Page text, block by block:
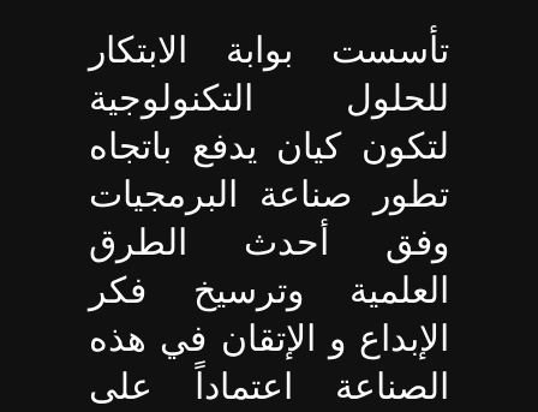
تأسست بوابة الابتكار
للحلول التكنولوجية
لتكون كيان يدفع باتجاه
تطور صناعة البرمجيات
وفق أحدث الطرق
العلمية وترسيخ فكر
الإبداع و الإتقان في هذه
الصناعة اعتماداً على